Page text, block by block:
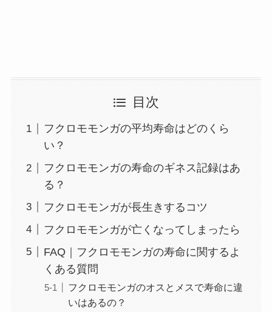
目次
フクロモモンガの平均寿命はどのくら
い？
フクロモモンガの寿命のギネス記録はあ
る？
フクロモモンガが長生きするコツ
フクロモモンガが亡くなってしまったら
FAQ｜フクロモモンガの寿命に関するよ
くある質問
フクロモモンガのオスとメスで寿命に違
いはあるの？